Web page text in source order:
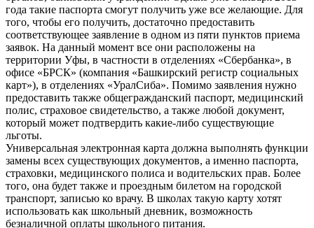
года такие паспорта смогут получить уже все желающие. Для
того, чтобы его получить, достаточно предоставить
соответствующее заявление в одном из пяти пунктов приема
заявок. На данный момент все они расположены на
территории Уфы, в частности в отделениях «Сбербанка», в
офисе «БРСК» (компания «Башкирский регистр социальных
карт»), в отделениях «УралСиба». Помимо заявления нужно
предоставить также общегражданский паспорт, медицинский
полис, страховое свидетельство, а также любой документ,
который может подтвердить какие-либо существующие
льготы.
Универсальная электронная карта должна выполнять функции
замены всех существующих документов, а именно паспорта,
страховки, медицинского полиса и водительских прав. Более
того, она будет также и проездным билетом на городской
транспорт, записью ко врачу. В школах такую карту хотят
использовать как школьный дневник, возможность
безналичной оплаты школьного питания.